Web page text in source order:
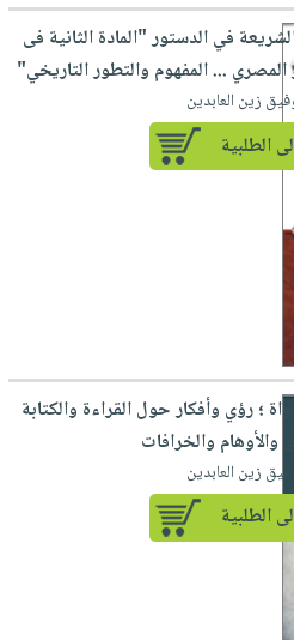
في الدستور "المادة الثانية فى
المصري ... المفهوم والتطور التاريخي"
زين العابدين
الطلبية
؛ رؤي وأفكار حول القراءة والكتابة
والأوهام والخرافات
زين العابدين
الطلبية